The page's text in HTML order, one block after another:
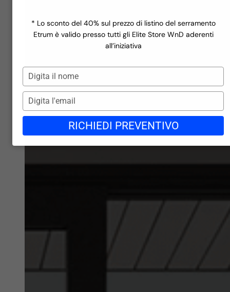
* Lo sconto del 40% sul prezzo di listino del serramento
Etrum è valido presso tutti gli Elite Store WnD aderenti
all’iniziativa
Digita
il
nome
Digita
l'email
RICHIEDI PREVENTIVO
Scopri la linea
Finiture in PVC
Finiture in Alluminio
Finiture in PVC
Finiture in Alluminio
Realizzazioni
Azienda
Gli store di WND
Lavora con noi
Richiedi preventivo →